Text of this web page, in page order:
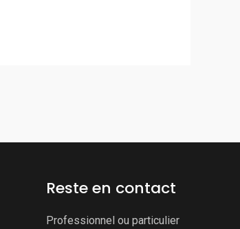
Reste en contact
Professionnel ou particulier